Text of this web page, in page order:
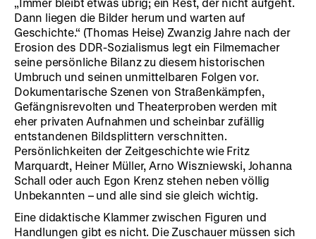
Dann liegen die Bilder herum und warten auf
Geschichte.“ (Thomas Heise) Zwanzig Jahre nach der
Erosion des DDR-Sozialismus legt ein Filmemacher
seine persönliche Bilanz zu diesem historischen
Umbruch und seinen unmittelbaren Folgen vor.
Dokumentarische Szenen von Straßenkämpfen,
Gefängnisrevolten und Theaterproben werden mit
eher privaten Aufnahmen und scheinbar zufällig
entstandenen Bildsplittern verschnitten.
Persönlichkeiten der Zeitgeschichte wie Fritz
Marquardt, Heiner Müller, Arno Wiszniewski, Johanna
Schall oder auch Egon Krenz stehen neben völlig
Unbekannten – und alle sind sie gleich wichtig.
Eine didaktische Klammer zwischen Figuren und
Handlungen gibt es nicht. Die Zuschauer müssen sich